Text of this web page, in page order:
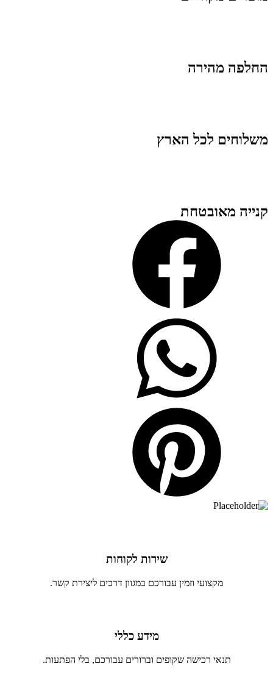
החלפה מהירה
משלוחים לכל הארץ
קנייה מאובטחת
שירות לקוחות
מקצועי וזמין עבורכם במגוון דרכים ליצירת קשר.
מידע כללי
תנאי רכישה שקופים וברורים עבורכם, בלי הפתעות.